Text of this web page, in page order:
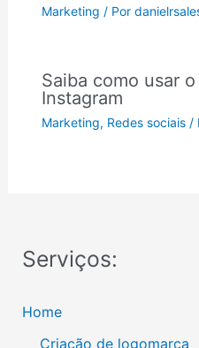
Marketing / Por
Saiba como usar
Instagram
Marketing, Redes sociais /
Serviços:
Home
Criação de logomarca